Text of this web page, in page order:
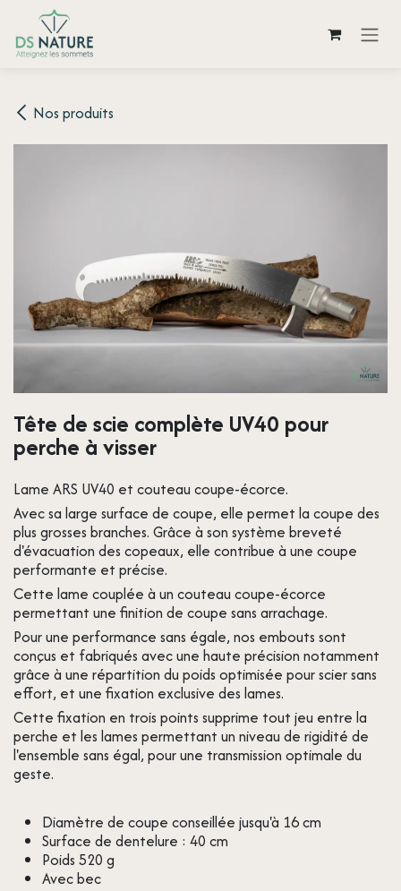
Se rendre au contenu
Nos produits
Tête de scie complète UV40 pour
perche à visser
Lame ARS UV40 et couteau coupe-écorce.
Avec sa large surface de coupe, elle permet la coupe des
plus grosses branches. Grâce à son système breveté
d'évacuation des copeaux, elle contribue à une coupe
performante et précise.
Cette lame couplée à un couteau coupe-écorce
permettant une finition de coupe sans arrachage.
Pour une performance sans égale, nos embouts sont
conçus et fabriqués avec une haute précision notamment
grâce à une répartition du poids optimisée pour scier sans
effort, et une fixation exclusive des lames.
Cette fixation en trois points supprime tout jeu entre la
perche et les lames permettant un niveau de rigidité de
l'ensemble sans égal, pour une transmission optimale du
geste.
Diamètre de coupe conseillée jusqu'à 16 cm
Surface de dentelure : 40 cm
Poids 520 g
Avec bec